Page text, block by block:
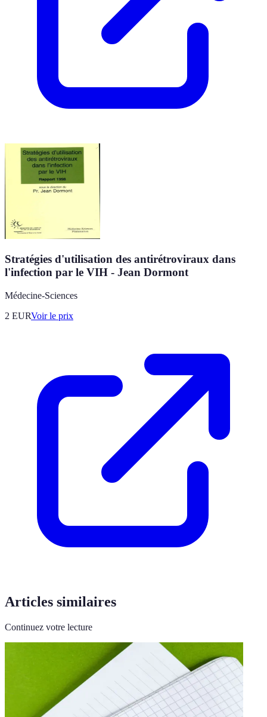
Stratégies d'utilisation des antirétroviraux dans
l'infection par le VIH - Jean Dormont
Médecine-Sciences
2 EURVoir le prix
Articles similaires
Continuez votre lecture